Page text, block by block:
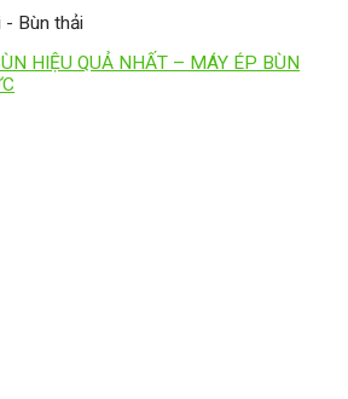
Bùn thải
HIỆU QUẢ NHẤT – MÁY ÉP BÙN